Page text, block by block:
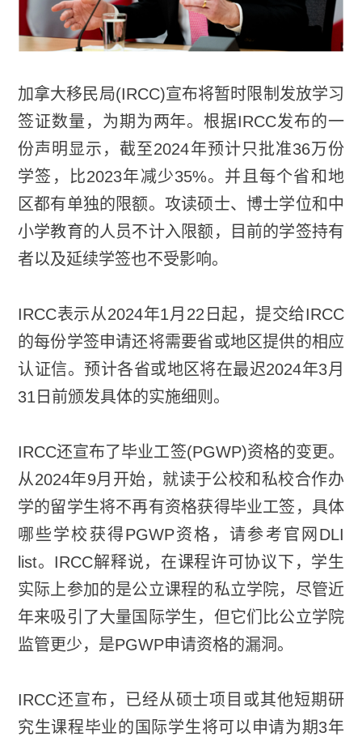
加拿大移民局(IRCC)宣布将暂时限制发放学习
签证数量，为期为两年。根据IRCC发布的一
份声明显示，截至2024年预计只批准36万份
学签，比2023年减少35%。并且每个省和地
区都有单独的限额。攻读硕士、博士学位和中
小学教育的人员不计入限额，目前的学签持有
者以及延续学签也不受影响。
IRCC表示从2024年1月22日起，提交给IRCC
的每份学签申请还将需要省或地区提供的相应
认证信。预计各省或地区将在最迟2024年3月
31日前颁发具体的实施细则。
IRCC还宣布了毕业工签(PGWP)资格的变更。
从2024年9月开始，就读于公校和私校合作办
学的留学生将不再有资格获得毕业工签，具体
哪些学校获得PGWP资格，请参考官网DLI
list。IRCC解释说，在课程许可协议下，学生
实际上参加的是公立课程的私立学院，尽管近
年来吸引了大量国际学生，但它们比公立学院
监管更少，是PGWP申请资格的漏洞。
IRCC还宣布，已经从硕士项目或其他短期研
究生课程毕业的国际学生将可以申请为期3年